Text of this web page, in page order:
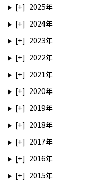
2025
2024
2023
2022
2021
2020
2019
2018
2017
2016
2015